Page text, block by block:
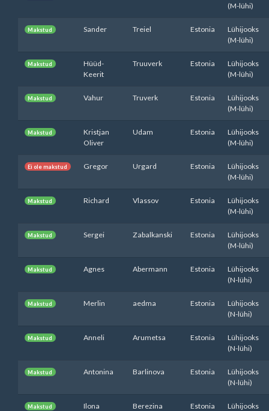
(M-lühi)
Makstud Sander Treiel Estonia
Lühijooks
(M-lühi)
Makstud
Hüüd-
Keerit
Truuverk Estonia
Lühijooks
(M-lühi)
Makstud Vahur Truverk Estonia
Lühijooks
(M-lühi)
Makstud
Kristjan
Oliver
Udam Estonia
Lühijooks
(M-lühi)
Ei ole makstud Gregor Urgard Estonia
Lühijooks
(M-lühi)
Makstud Richard Vlassov Estonia
Lühijooks
(M-lühi)
Makstud Sergei Zabalkanski Estonia
Lühijooks
(M-lühi)
Makstud Agnes Abermann Estonia
Lühijooks
(N-lühi)
Makstud Merlin aedma Estonia
Lühijooks
(N-lühi)
Makstud Anneli Arumetsa Estonia
Lühijooks
(N-lühi)
Makstud Antonina Barlinova Estonia
Lühijooks
(N-lühi)
Makstud Ilona Berezina Estonia
Lühijooks